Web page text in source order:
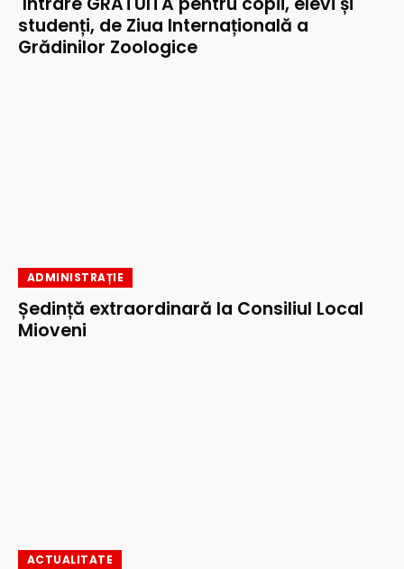
studenți, de Ziua Internațională a
Grădinilor Zoologice
ADMINISTRAȚIE
Ședință extraordinară la Consiliul Local
Mioveni
ACTUALITATE